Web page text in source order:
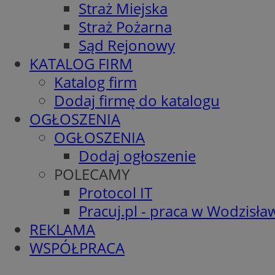
Straż Miejska
Straż Pożarna
Sąd Rejonowy
KATALOG FIRM
Katalog firm
Dodaj firmę do katalogu
OGŁOSZENIA
OGŁOSZENIA
Dodaj ogłoszenie
POLECAMY
Protocol IT
Pracuj.pl - praca w
REKLAMA
WSPÓŁPRACA